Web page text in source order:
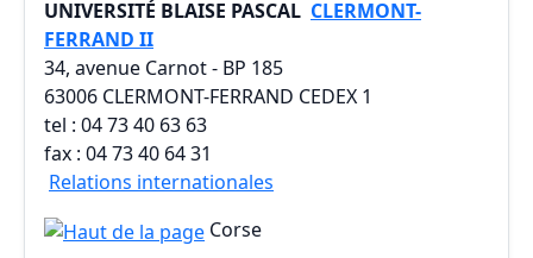
UNIVERSITÉ BLAISE PASCAL CLERMONT-
FERRAND II
34, avenue Carnot - BP 185
63006 CLERMONT-FERRAND CEDEX 1
tel : 04 73 40 63 63
fax : 04 73 40 64 31
Relations internationales
Corse